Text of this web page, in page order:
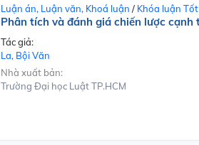
Luận án, Luận văn, Khoá luận / Khóa luận
Phân tích và đánh giá chiến lược
Tác giả:
La, Bội Văn
Nhà xuất bản:
Trường Đại học Luật TP.HCM